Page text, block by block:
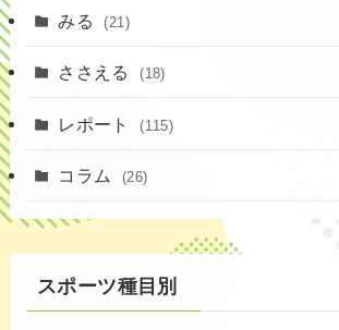
みる (21)
ささえる (18)
(4)
(1)
レポート (115)
コラム (26)
スポーツ種目別